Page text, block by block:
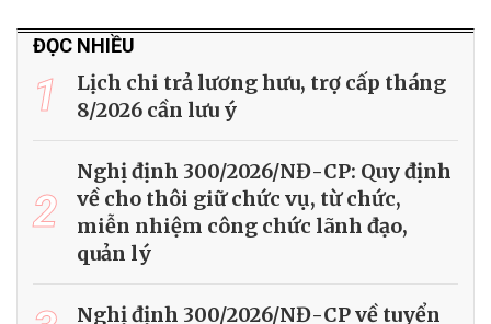
ĐỌC NHIỀU
1
Lịch chi trả lương hưu, trợ cấp tháng
8/2026 cần lưu ý
2
Nghị định 300/2026/NĐ-CP: Quy định
về cho thôi giữ chức vụ, từ chức,
miễn nhiệm công chức lãnh đạo,
quản lý
Nghị định 300/2026/NĐ-CP về tuyển